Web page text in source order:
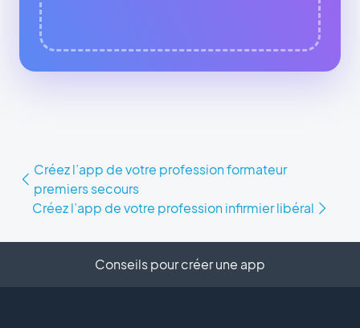
Créez l’app de votre profession formateur
premiers secours
Créez l’app de votre profession infirmier libéral
Conseils pour créer une app